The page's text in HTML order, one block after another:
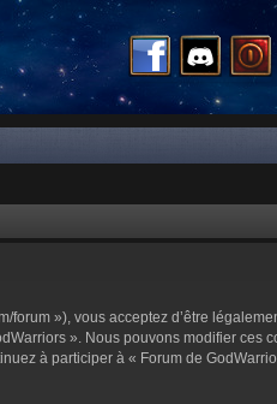
forum »), vous acceptez d’être
». Nous pouvons modifier ces
à participer à « Forum de